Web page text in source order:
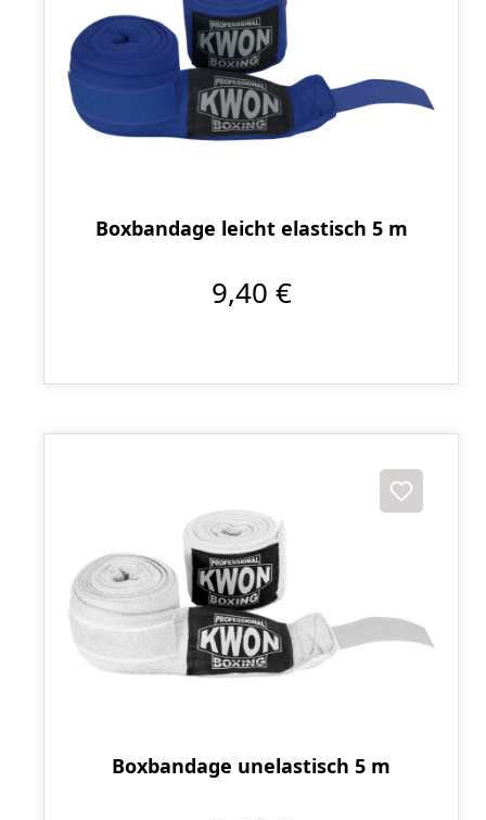
Boxbandage leicht elastisch 5 m
9,40 €
Boxbandage unelastisch 5 m